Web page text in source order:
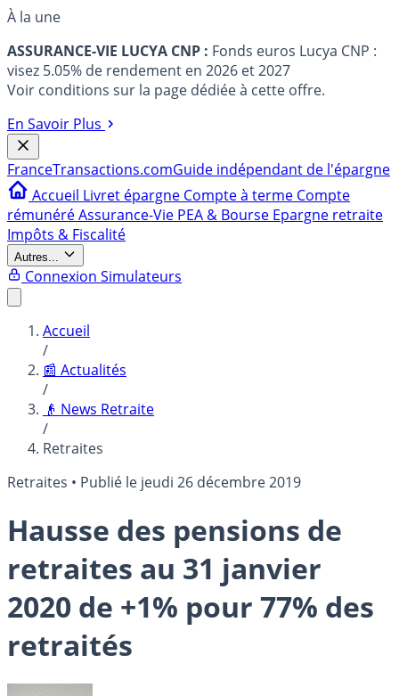
À la une
ASSURANCE-VIE LUCYA CNP : Fonds euros Lucya CNP :
visez 5.05% de rendement en 2026 et 2027
Voir conditions sur la page dédiée à cette offre.
En Savoir Plus
FranceTransactions.comGuide indépendant de l'épargne
Accueil Livret épargne Compte à terme Compte
rémunéréAssurance-Vie PEA & Bourse Epargne retraite
Impôts & Fiscalité
Autres...
Connexion Simulateurs
Accueil
/
📰 Actualités
/
👴 News Retraite
/
Retraites
Retraites • Publié le jeudi 26 décembre 2019
Hausse des pensions de
retraites au 31 janvier
2020 de +1% pour 77% des
retraités